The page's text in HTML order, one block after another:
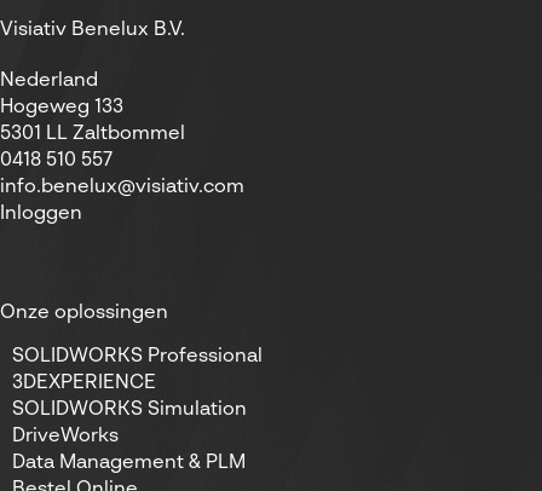
Visiativ Benelux B.V.
Nederland
Hogeweg 133
5301 LL Zaltbommel
0418 510 557
info.benelux@visiativ.com
Inloggen
Onze oplossingen
SOLIDWORKS Professional
3DEXPERIENCE
SOLIDWORKS Simulation
DriveWorks
Data Management & PLM